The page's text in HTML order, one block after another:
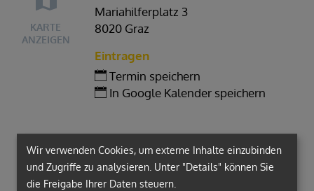
KARTE
ANZEIGEN
Mariahilferplatz 3
8020 Graz
Eintragen
Termin speichern
In Google Kalender speichern
Wir verwenden Cookies, um externe Inhalte einzubinden
und Zugriffe zu analysieren. Unter "Details" können Sie
die Freigabe Ihrer Daten steuern.